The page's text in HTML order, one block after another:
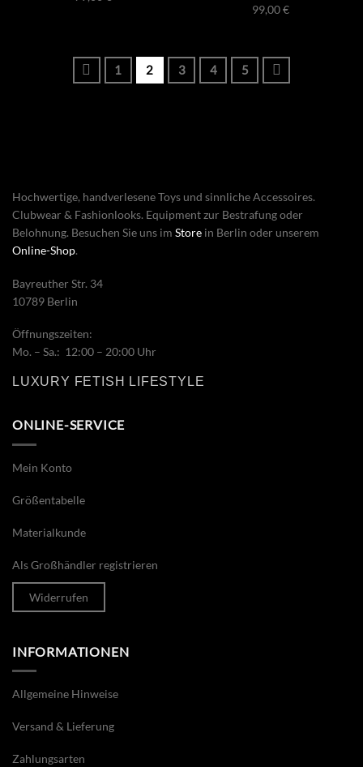
99,00€
1 2 3 4 5
Hochwertige, handverlesene Toys und sinnliche Accessoires.
Clubwear & Fashionlooks. Equipment zur Bestrafung oder
Belohnung. Besuchen Sie uns im Store in Berlin oder unserem
Online-Shop.
Bayreuther Str. 34
10789 Berlin
Öffnungszeiten:
Mo. – Sa.: 12:00 – 20:00 Uhr
LUXURY FETISH LIFESTYLE
ONLINE-SERVICE
Mein Konto
Größentabelle
Materialkunde
Als Großhändler registrieren
Widerrufen
INFORMATIONEN
Allgemeine Hinweise
Versand & Lieferung
Zahlungsarten